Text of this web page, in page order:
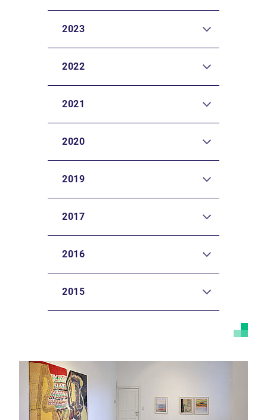
2023
2022
2021
2020
2019
2017
2016
2015